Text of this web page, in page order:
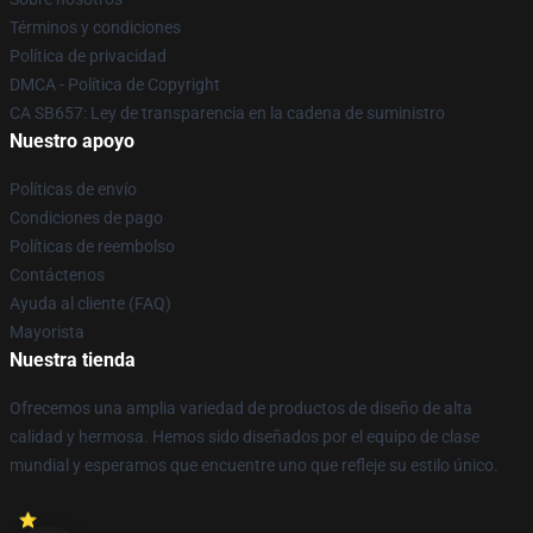
Términos y condiciones
Política de privacidad
DMCA - Política de Copyright
CA SB657: Ley de transparencia en la cadena de suministro
Nuestro apoyo
Políticas de envío
Condiciones de pago
Políticas de reembolso
Contáctenos
Ayuda al cliente (FAQ)
Mayorista
Nuestra tienda
Ofrecemos una amplia variedad de productos de diseño de alta
calidad y hermosa. Hemos sido diseñados por el equipo de clase
mundial y esperamos que encuentre uno que refleje su estilo único.